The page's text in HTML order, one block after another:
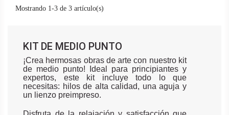
Mostrando 1-3 de 3 artículo(s)
KIT DE MEDIO PUNTO
¡Crea hermosas obras de arte con nuestro kit
de medio punto! Ideal para principiantes y
expertos, este kit incluye todo lo que
necesitas: hilos de alta calidad, una aguja y
un lienzo preimpreso.